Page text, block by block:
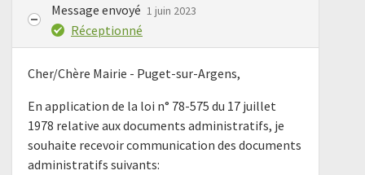
Message envoyé 1 juin 2023
Réceptionné
Cher/Chère Mairie - Puget-sur-Argens,
En application de la loi n° 78-575 du 17 juillet
1978 relative aux documents administratifs, je
souhaite recevoir communication des documents
administratifs suivants: